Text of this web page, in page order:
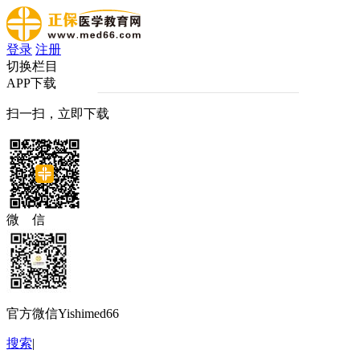
登录 注册
切换栏目
APP下载
扫一扫，立即下载
微 信
官方微信Yishimed66
搜索|